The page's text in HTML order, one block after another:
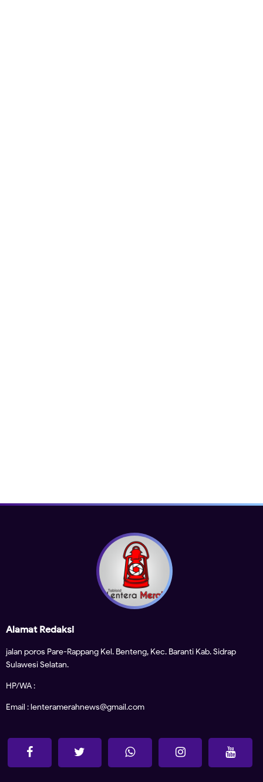
Alamat Redaksi
jalan poros Pare-Rappang Kel. Benteng, Kec. Baranti Kab. Sidrap
Sulawesi Selatan.
HP/WA :
Email : lenteramerahnews@gmail.com